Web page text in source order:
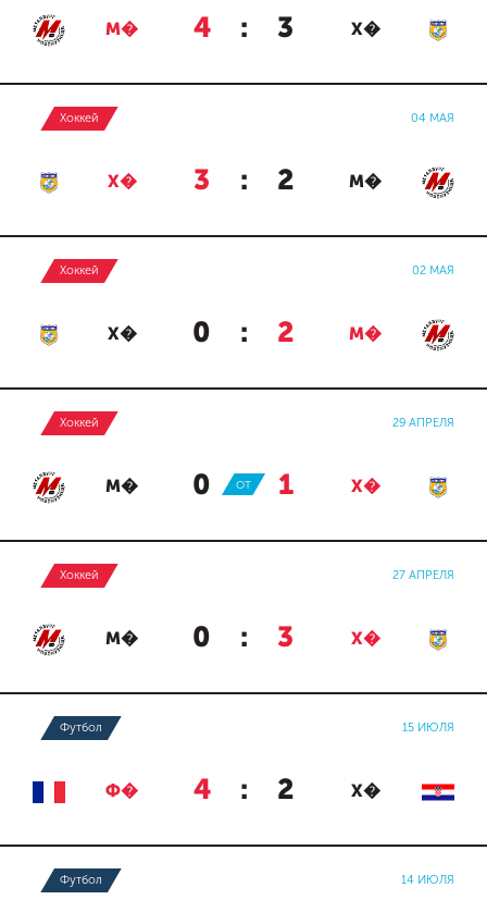
М� 4 : 3 Х�
Хоккей 04 МАЯ
Х� 3 : 2 М�
Хоккей 02 МАЯ
Х� 0 : 2 М�
Хоккей 29 АПРЕЛЯ
М� 0 : 1 Х�
ОТ
Хоккей 27 АПРЕЛЯ
М� 0 : 3 Х�
Футбол 15 ИЮЛЯ
Ф� 4 : 2 Х�
Футбол 14 ИЮЛЯ